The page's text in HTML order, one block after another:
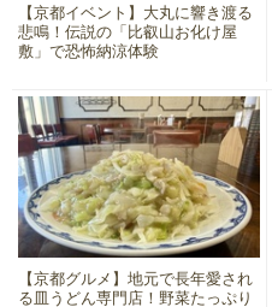
【京都イベント】大丸に響き渡る
悲鳴！伝説の「比叡山お化け屋
敷」で恐怖納涼体験
【京都グルメ】地元で長年愛され
る皿うどん専門店！野菜たっぷり